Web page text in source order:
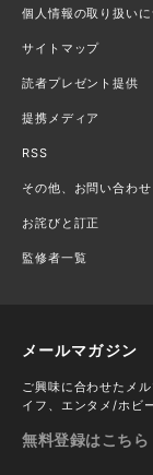
個人情報の取り扱い
サイトマップ
読者プレゼント提供
提携メディア
RSS
その他、お問い合わせ
お詫びと訂正
監修者一覧
メールマガジン
ご興味に合わせたメ
イフ、エンタメ/ホビ
無料登録はこちら